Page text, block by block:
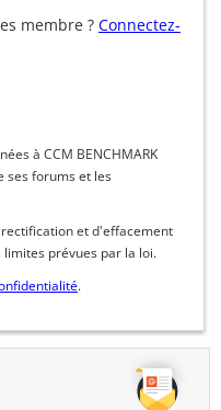
membre ? Connectez-
à CCM BENCHMARK
ses forums et les
et d'effacement
prévues par la loi.
.